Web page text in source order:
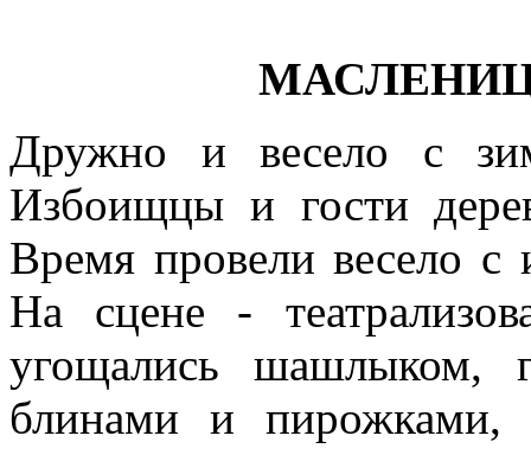
Дружно и весело с
Избоищцы и гости
Время провели весело с
На сцене -
угощались шашлыком,
блинами и пирожками,